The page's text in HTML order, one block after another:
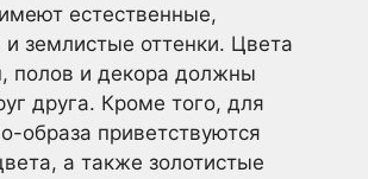
естественные,
и землистые оттенки. Цвета
полов и декора должны
друга. Кроме того, для
образа приветствуются
а также золотистые